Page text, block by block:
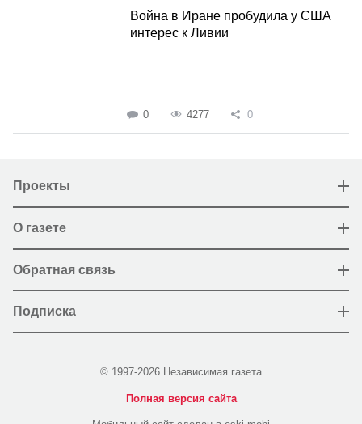
Война в Иране пробудила у США
интерес к Ливии
0 4277 0
Проекты
О газете
Обратная связь
Подписка
© 1997-2026 Независимая газета
Полная версия сайта